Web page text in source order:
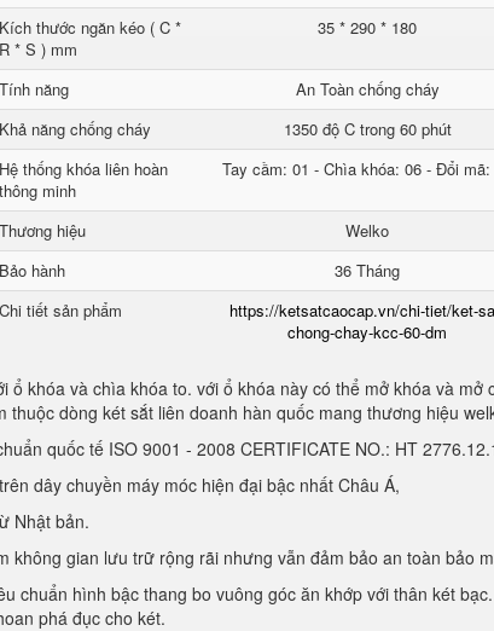
Kích thước ngăn kéo ( C *
R * S ) mm
35 * 290 * 180
Tính năng
An Toàn chống cháy
Khả năng chống cháy
1350 độ C trong 60 phút
Hệ thống khóa liên hoàn
thông minh
Tay cầm: 01 - Chìa khóa: 06 - Đổi mã:
Thương hiệu
Welko
Bảo hành
36 Tháng
Chi tiết sản phẩm
https://ketsatcaocap.vn/chi-tiet/ket-
chong-chay-kcc-60-dm
ổ khóa và chìa khóa to. với ổ khóa này có thể mở khóa và mở
dòng két sắt liên doanh hàn quốc mang thương hiệu
quốc tế ISO 9001 - 2008 CERTIFICATE NO.: HT
dây chuyền máy móc hiện đại bậc nhất Châu Á,
Nhật bản.
gian lưu trữ rộng rãi nhưng vẫn đảm bảo an toàn bảo
chuẩn hình bậc thang bo vuông góc ăn khớp với thân két
phá đục cho két.